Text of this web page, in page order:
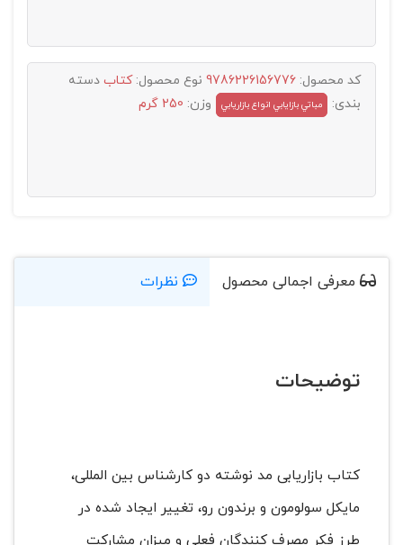
کد محصول: 9786226156776 نوع محصول:کتاب دسته
بندی:
مباتي بازايابي انواع بازاريابي وزن: 250 گرم
معرفی اجمالی محصول نظرات
توضیحات
کتاب بازاریابی مد نوشته دو کارشناس بین المللی،
مایکل سولومون و برندون رو، تغییر ایجاد شده در
طرز فکر مصرف کنندگان فعلی و میزان مشارکت